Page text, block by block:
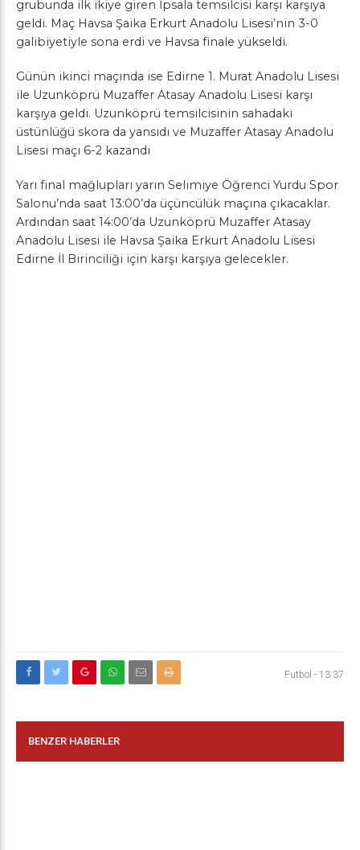
grubunda ilk ikiye giren İpsala temsilcisi karşı karşıya
geldi. Maç Havsa Şaika Erkurt Anadolu Lisesi’nin 3-0
galibiyetiyle sona erdi ve Havsa finale yükseldi.
Günün ikinci maçında ise Edirne 1. Murat Anadolu Lisesi
ile Uzunköprü Muzaffer Atasay Anadolu Lisesi karşı
karşıya geldi. Uzunköprü temsilcisinin sahadaki
üstünlüğü skora da yansıdı ve Muzaffer Atasay Anadolu
Lisesi maçı 6-2 kazandı
Yarı final mağlupları yarın Selimiye Öğrenci Yurdu Spor
Salonu’nda saat 13:00’da üçüncülük maçına çıkacaklar.
Ardından saat 14:00’da Uzunköprü Muzaffer Atasay
Anadolu Lisesi ile Havsa Şaika Erkurt Anadolu Lisesi
Edirne İl Birinciliği için karşı karşıya gelecekler.
Futbol - 13:37
BENZER HABERLER